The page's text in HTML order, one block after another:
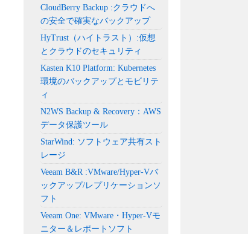
CloudBerry Backup :クラウドへ
の安全で確実なバックアップ
HyTrust（ハイトラスト）:仮想
とクラウドのセキュリティ
Kasten K10 Platform: Kubernetes
環境のバックアップとモビリテ
ィ
N2WS Backup & Recovery：AWS
データ保護ツール
StarWind: ソフトウェア共有スト
レージ
Veeam B&R :VMware/Hyper-Vバ
ックアップ/レプリケーションソ
フト
Veeam One: VMware・Hyper-Vモ
ニター＆レポートソフト